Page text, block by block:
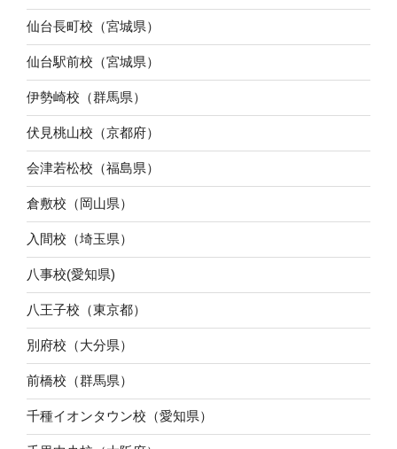
仙台長町校（宮城県）
仙台駅前校（宮城県）
伊勢崎校（群馬県）
伏見桃山校（京都府）
会津若松校（福島県）
倉敷校（岡山県）
入間校（埼玉県）
八事校(愛知県)
八王子校（東京都）
別府校（大分県）
前橋校（群馬県）
千種イオンタウン校（愛知県）